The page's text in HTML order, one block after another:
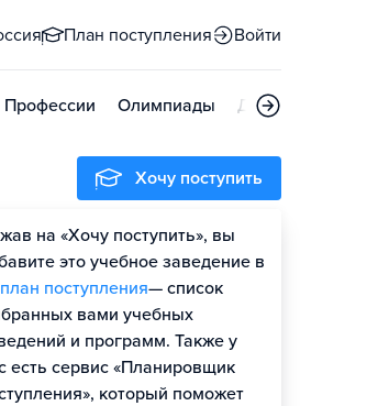
План поступления Войти
Профессии Олимпиады Дни открытых
Хочу поступить
на «Хочу поступить», вы
это учебное заведение в
план поступления— список
вами учебных
и программ. Также у
есть сервис «Планировщик
который поможет